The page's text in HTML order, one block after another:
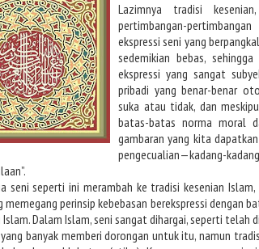
Lazimnya tradisi
pertimbangan-
ekspressi seni yang
sedemikian bebas,
ekspressi yang sangat
pribadi yang benar-benar
suka atau tidak, dan
batas-batas norma moral
gambaran yang kita
pengecualian—kadang-
seni seperti ini merambah ke tradisi kesenian
memegang perinsip kebebasan berekspressi dengan
Dalam Islam, seni sangat dihargai, seperti telah
banyak memberi dorongan untuk itu, namun